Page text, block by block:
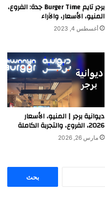
برجر تايم Burger Time جدة: الفروع،
المنيو، الأسعار، والآراء
أغسطس 4, 2023
ديوانية برجر | المنيو، الأسعار
2026، الفروع، والتجربة الكاملة
مارس 26, 2026